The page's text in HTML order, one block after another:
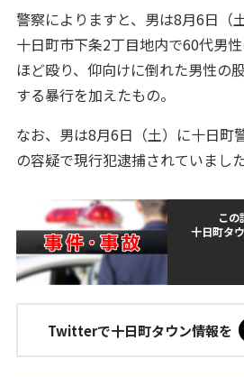
警察によりますと、男は8月6日（
十日町市下条2丁目地内で60代男
ほど殴り、仰向けに倒れた男性の
する暴行を加えたもの。
なお、男は8月6日（土）に十日町
の容疑で現行犯逮捕されていました
この
十日町タ
Twitterで十日町タウン情報を